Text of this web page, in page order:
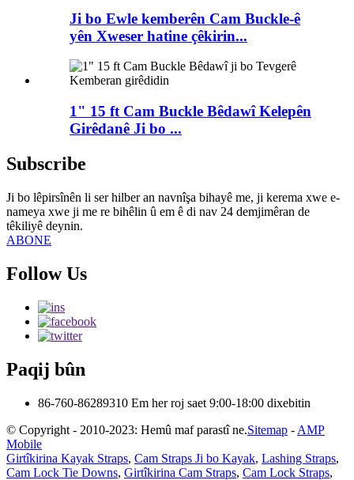
Ji bo Ewle kemberên Cam Buckle-ê
yên Xweser hatine çêkirin...
1" 15 ft Cam Buckle Bêdawî Kelepên
Girêdanê Ji bo ...
Subscribe
Ji bo lêpirsînên li ser hilber an navnîşa bihayê me, ji kerema xwe e-
nameya xwe ji me re bihêlin û em ê di nav 24 demjimêran de
têkiliyê deynin.
ABONE
Follow Us
Paqij bûn
86-760-86289310 Em her roj saet 9:00-18:00 dixebitin
© Copyright - 2010-2023: Hemû maf parastî ne.Sitemap - AMP
Mobile
Girtîkirina Kayak Straps, Cam Straps Ji bo Kayak, Lashing Straps,
Cam Lock Tie Downs, Girtîkirina Cam Straps, Cam Lock Straps,